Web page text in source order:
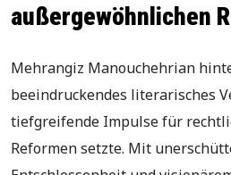
außergewöhnlichen
Mehrangiz Manouchehrian
beeindruckendes literarisches
tiefgreifende Impulse für
Reformen setzte. Mit